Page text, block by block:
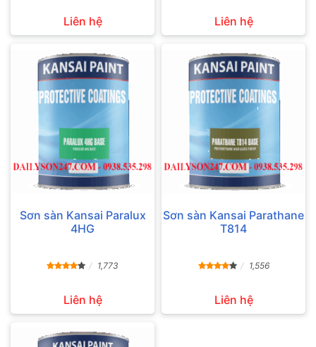
Liên hệ Liên hệ
Sơn sàn Kansai Paralux
4HG
1,773
Liên hệ
Sơn sàn Kansai Parathane
T814
1,556
Liên hệ